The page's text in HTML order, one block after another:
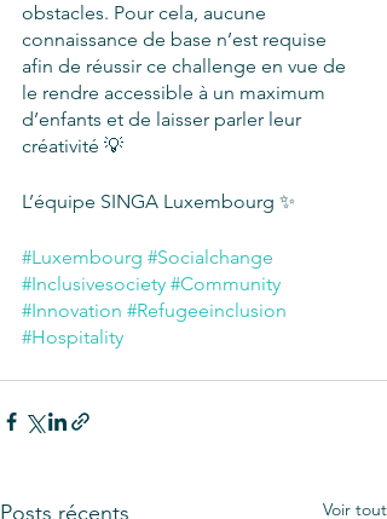
obstacles. Pour cela, aucune
connaissance de base n’est requise
afin de réussir ce challenge en vue de
le rendre accessible à un maximum
d’enfants et de laisser parler leur
créativité 💡
L’équipe SINGA Luxembourg ✨
#Luxembourg #Socialchange
#Inclusivesociety #Community
#Innovation #Refugeeinclusion
#Hospitality
Posts récents Voir tout